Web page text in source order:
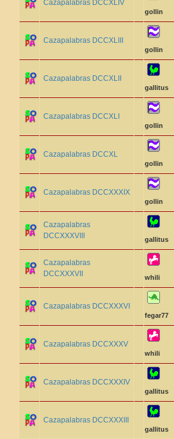
Cazapalabras DCCXLIV
gollin
Cazapalabras DCCXLIII
gollin
Cazapalabras DCCXLII
gallitus
Cazapalabras DCCXLI
gollin
Cazapalabras DCCXL
gollin
Cazapalabras DCCXXXIX
gollin
Cazapalabras
DCCXXXVIII
gallitus
Cazapalabras
DCCXXXVII
whili
Cazapalabras DCCXXXVI
fegar77
Cazapalabras DCCXXXV
whili
Cazapalabras DCCXXXIV
gallitus
Cazapalabras DCCXXXIII
gallitus